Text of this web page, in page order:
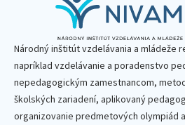
Národný inštitút vzdelávania a mládeže
napríklad vzdelávanie a poradenstvo
nepedagogickým zamestnancom,
školských zariadení, aplikovaný
organizovanie predmetových olympiád